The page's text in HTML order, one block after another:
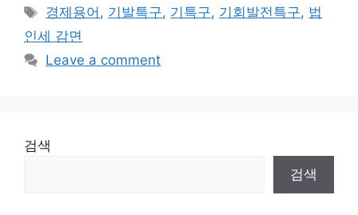
Tags
경제용어 , 기발특구, 기특구, 기회발전특구, 법
인세 감면
Leave a comment
검색
검색